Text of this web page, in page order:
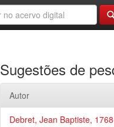
Sugestões de
Autor
Debret, Jean Baptiste,